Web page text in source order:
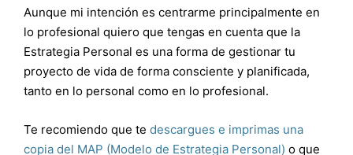
Aunque mi intención es centrarme principalmente en
lo profesional quiero que tengas en cuenta que la
Estrategia Personal es una forma de gestionar tu
proyecto de vida de forma consciente y planificada,
tanto en lo personal como en lo profesional.
Te recomiendo que te descargues e imprimas una
copia del MAP (Modelo de Estrategia Personal) o que